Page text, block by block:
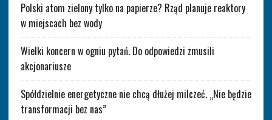
Polski atom zielony tylko na papierze? Rząd planuje reaktory
w miejscach bez wody
Wielki koncern w ogniu pytań. Do odpowiedzi zmusili
akcjonariusze
Spółdzielnie energetyczne nie chcą dłużej milczeć. „Nie będzie
transformacji bez nas”